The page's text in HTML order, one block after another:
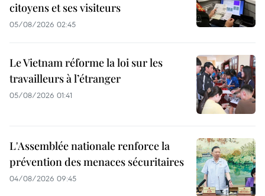
citoyens et ses visiteurs
05/08/2026 02:45
Le Vietnam réforme la loi sur les
travailleurs à l’étranger
05/08/2026 01:41
L'Assemblée nationale renforce la
prévention des menaces sécuritaires
04/08/2026 09:45